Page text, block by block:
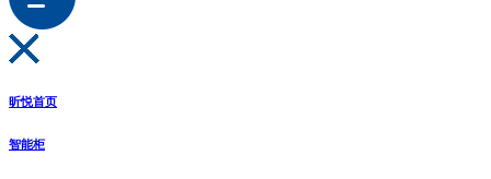
昕悦首页
智能柜